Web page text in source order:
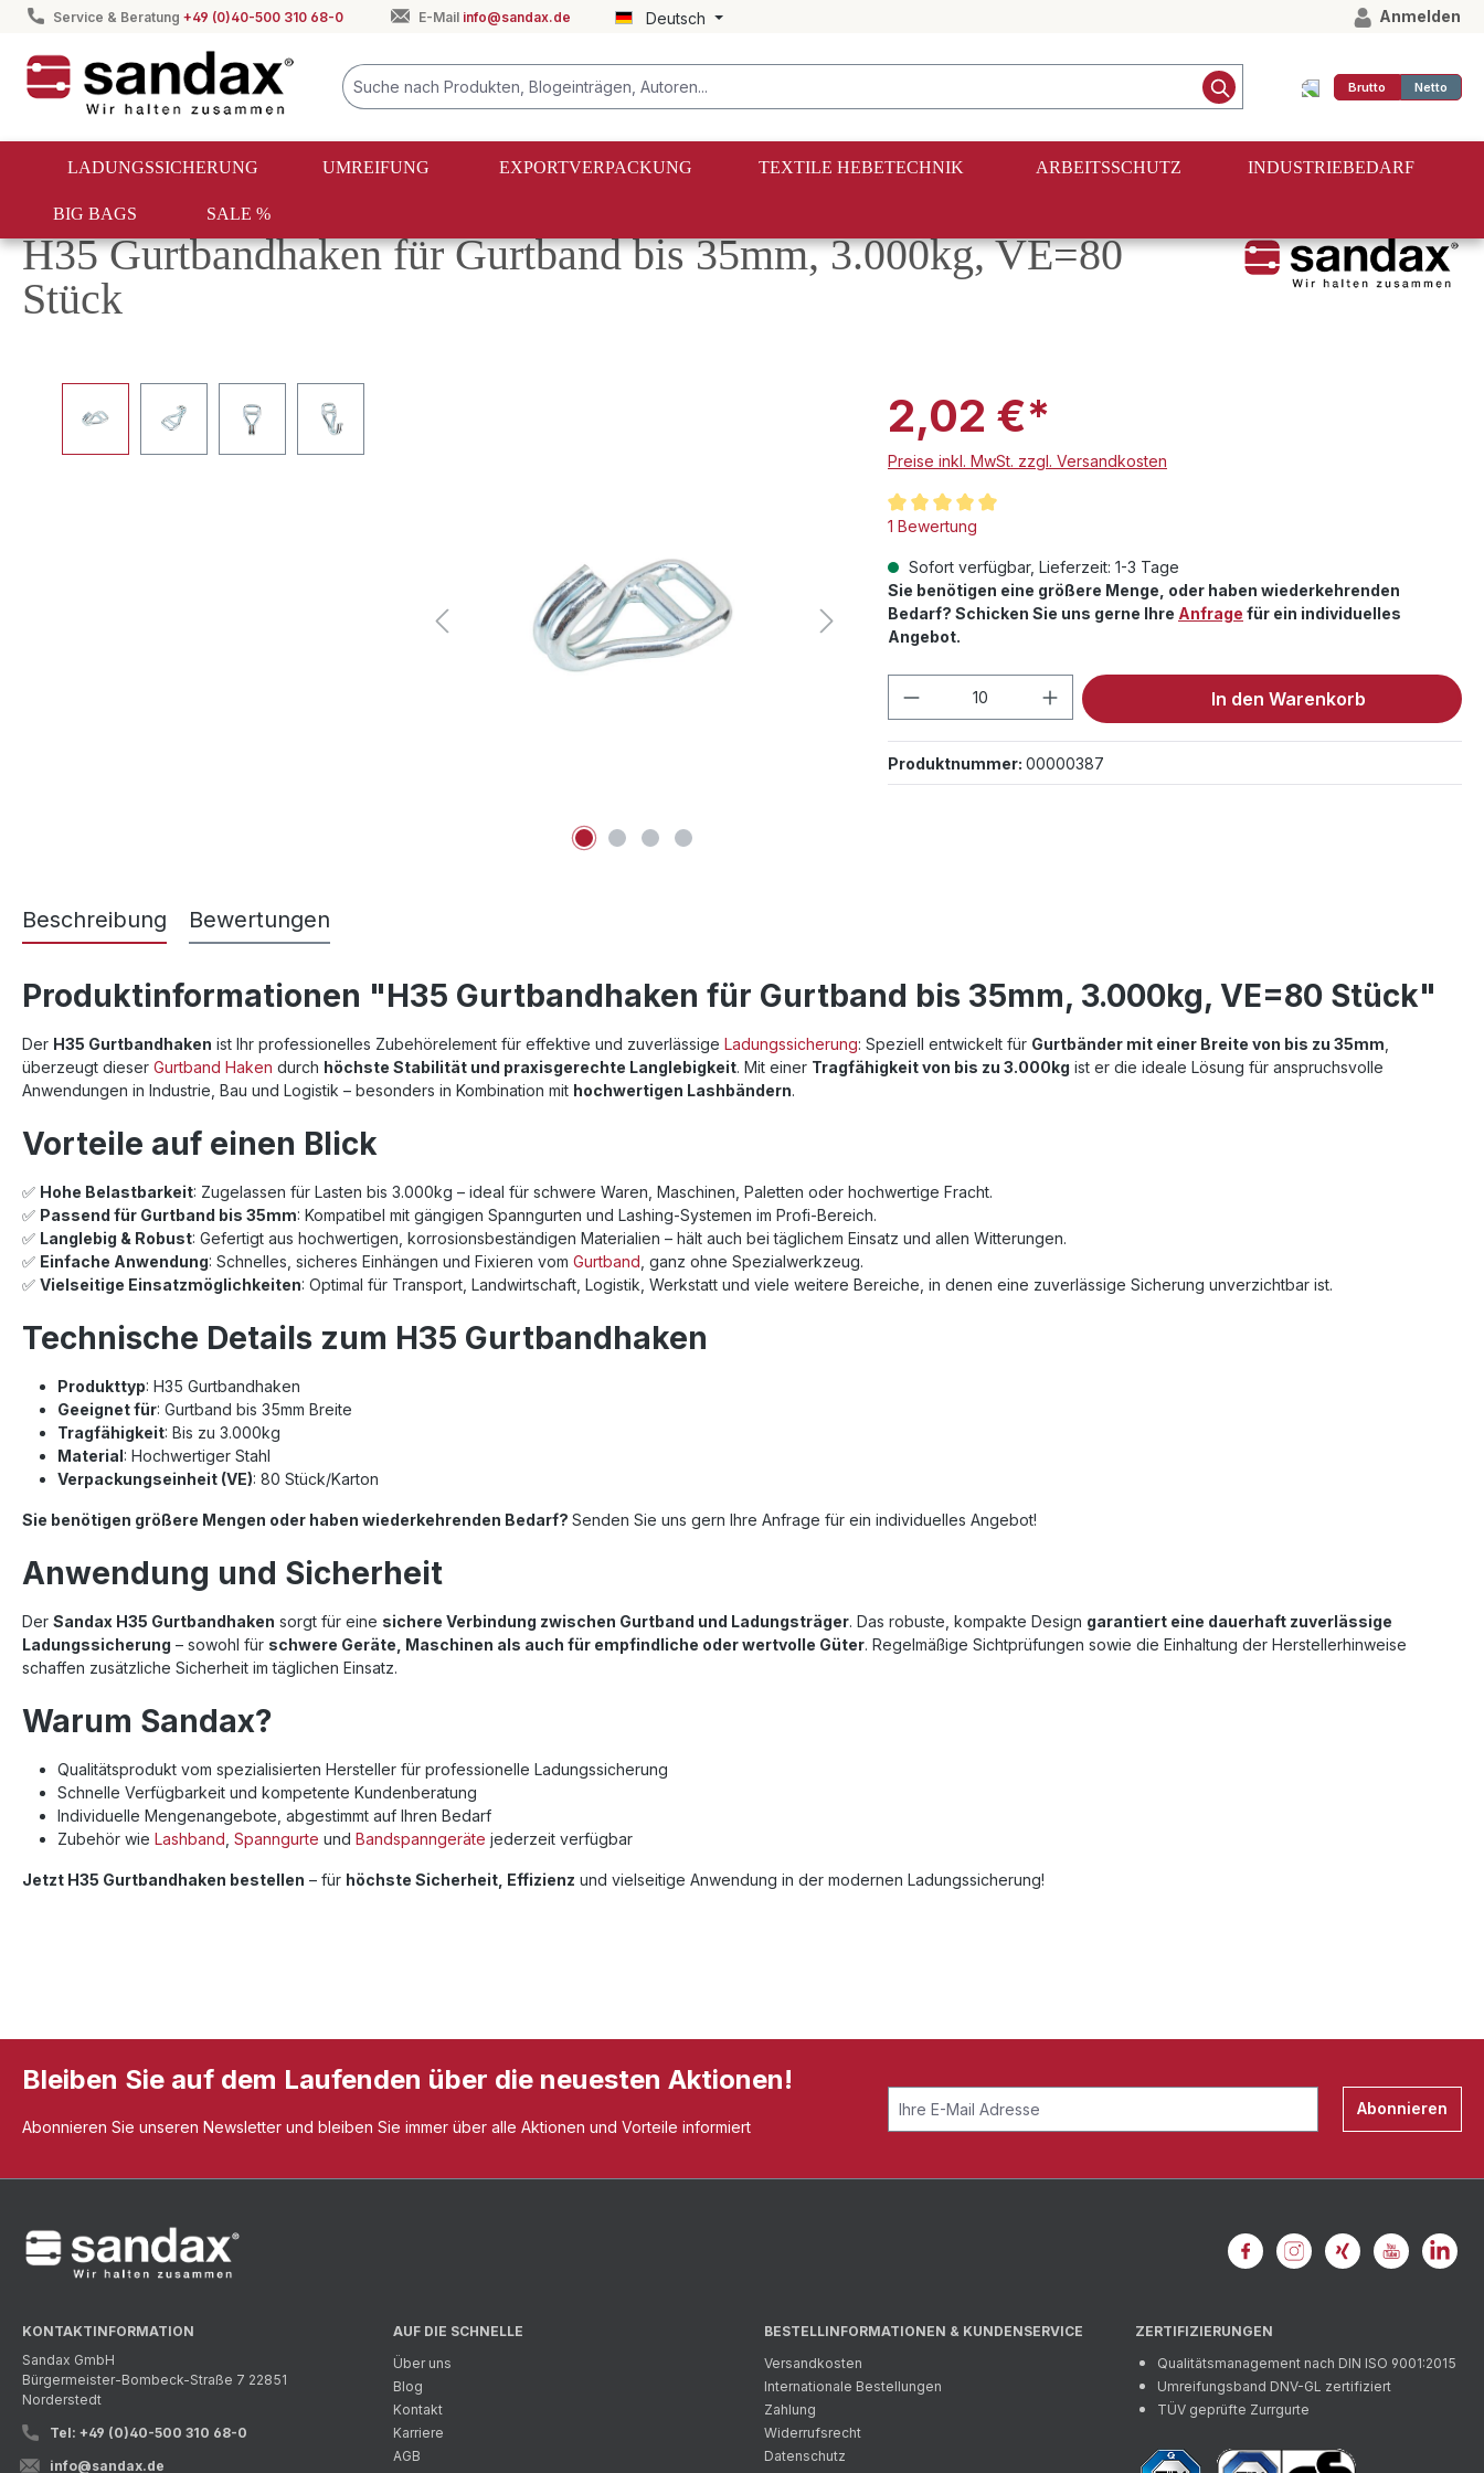
Zur Hauptnavigation springen
Service & Beratung +49 (0)40-500 310 68-0 E-Mail info@sandax.de Deutsch Anmelden
Brutto Netto
LADUNGSSICHERUNG UMREIFUNG EXPORTVERPACKUNG TEXTILE HEBETECHNIK ARBEITSSCHUTZ INDUSTRIEBEDARF
BIG BAGS SALE %
Ladungssicherung Einweg Verzurrung
H35 Gurtbandhaken für Gurtband bis 35mm, 3.000kg, VE=80
Stück
2,02 €*
Preise inkl. MwSt. zzgl. Versandkosten
Durchschnittliche Bewertung von 5 von 5 Sternen
1 Bewertung
Sofort verfügbar, Lieferzeit: 1-3 Tage
Sie benötigen eine größere Menge, oder haben wiederkehrenden
Bedarf? Schicken Sie uns gerne Ihre Anfrage für ein individuelles
Angebot.
Produkt Anzahl: Gib den gewünschten Wert
In den Warenkorb
Produktnummer: 00000387
Beschreibung Bewertungen
Produktinformationen "H35 Gurtbandhaken für Gurtband bis 35mm, 3.000kg, VE=80 Stück"
Der H35 Gurtbandhaken ist Ihr professionelles Zubehörelement für effektive und zuverlässige Ladungssicherung: Speziell entwickelt für Gurtbänder mit einer Breite von bis zu 35mm
überzeugt dieser Gurtband Haken durch höchste Stabilität und praxisgerechte Langlebigkeit. Mit einer Tragfähigkeit von bis zu 3.000kg ist er die ideale Lösung für anspruchsvolle
Anwendungen in Industrie, Bau und Logistik – besonders in Kombination mit hochwertigen Lashbändern.
Vorteile auf einen Blick
✅ Hohe Belastbarkeit: Zugelassen für Lasten bis 3.000kg – ideal für schwere Waren, Maschinen, Paletten oder hochwertige Fracht.
✅ Passend für Gurtband bis 35mm: Kompatibel mit gängigen Spanngurten und Lashing-Systemen im Profi-Bereich.
✅ Langlebig & Robust: Gefertigt aus hochwertigen, korrosionsbeständigen Materialien – hält auch bei täglichem Einsatz und allen Witterungen.
✅ Einfache Anwendung: Schnelles, sicheres Einhängen und Fixieren vom Gurtband , ganz ohne Spezialwerkzeug.
✅ Vielseitige Einsatzmöglichkeiten: Optimal für Transport, Landwirtschaft, Logistik, Werkstatt und viele weitere Bereiche, in denen eine zuverlässige Sicherung unverzichtbar ist.
Technische Details zum H35 Gurtbandhaken
Produkttyp: H35 Gurtbandhaken
Geeignet für: Gurtband bis 35mm Breite
Tragfähigkeit: Bis zu 3.000kg
Material: Hochwertiger Stahl
Verpackungseinheit (VE): 80 Stück/Karton
Sie benötigen größere Mengen oder haben wiederkehrenden Bedarf? Senden Sie uns gern Ihre Anfrage für ein individuelles Angebot!
Anwendung und Sicherheit
Der Sandax H35 Gurtbandhaken sorgt für eine sichere Verbindung zwischen Gurtband und Ladungsträger. Das robuste, kompakte Design garantiert eine dauerhaft zuverlässige
Ladungssicherung – sowohl für schwere Geräte, Maschinen als auch für empfindliche oder wertvolle Güter. Regelmäßige Sichtprüfungen sowie die Einhaltung der Herstellerhinweise
schaffen zusätzliche Sicherheit im täglichen Einsatz.
Warum Sandax?
Qualitätsprodukt vom spezialisierten Hersteller für professionelle Ladungssicherung
Schnelle Verfügbarkeit und kompetente Kundenberatung
Individuelle Mengenangebote, abgestimmt auf Ihren Bedarf
Zubehör wie Lashband Spanngurte und Bandspanngeräte jederzeit verfügbar
Jetzt H35 Gurtbandhaken bestellen – für höchste Sicherheit, Effizienz und vielseitige Anwendung in der modernen Ladungssicherung!
Bleiben Sie auf dem Laufenden über die neuesten Aktionen!
Abonnieren Sie unseren Newsletter und bleiben Sie immer über alle Aktionen und Vorteile informiert
Abonnieren
KONTAKTINFORMATION
Sandax GmbH
Bürgermeister-Bombeck-Straße 7 22851
Norderstedt
Tel: +49 (0)40-500 310 68-0
info@sandax.de
AUF DIE SCHNELLE
Über uns
Blog
Kontakt
Karriere
AGB
BESTELLINFORMATIONEN & KUNDENSERVICE
Versandkosten
Internationale Bestellungen
Zahlung
Widerrufsrecht
Datenschutz
ZERTIFIZIERUNGEN
Qualitätsmanagement nach DIN ISO 9001:2015
Umreifungsband DNV-GL zertifiziert
TÜV geprüfte Zurrgurte